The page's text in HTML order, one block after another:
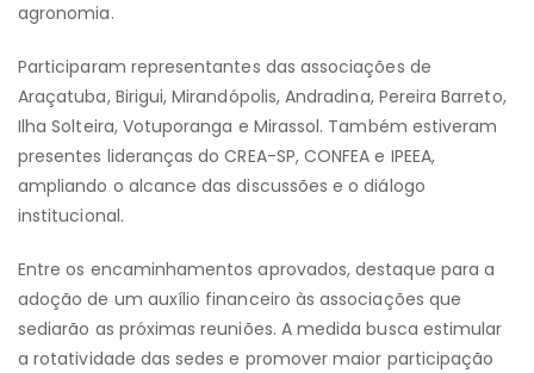
agronomia.
Participaram representantes das associações de
Araçatuba, Birigui, Mirandópolis, Andradina, Pereira Barreto,
Ilha Solteira, Votuporanga e Mirassol. Também estiveram
presentes lideranças do CREA-SP, CONFEA e IPEEA,
ampliando o alcance das discussões e o diálogo
institucional.
Entre os encaminhamentos aprovados, destaque para a
adoção de um auxílio financeiro às associações que
sediarão as próximas reuniões. A medida busca estimular
a rotatividade das sedes e promover maior participação